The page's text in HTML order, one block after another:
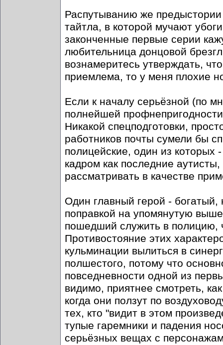
Распутыванию же предыстории
тайтла, в которой мучают
законченные первые серии
любительница донцовой
вознамеритесь утверждать,
приемлема, то у меня плохие
Если к началу серьёзной (по
полнейшей
Никакой спецподготовки,
работников почты сумели бы
полицейские, один из которых
кадром как последние
рассматривать в качестве
Один главный герой -
поправкой на упомянутую
пошедший служить в полицию,
Противостояние этих
кульминации вылиться в
полшестого, потому что
повседневности одной из
видимо, приятнее смотреть,
когда они ползут по
тех, кто "видит в этом
тупые гаремники и падения
серьёзных вещах с